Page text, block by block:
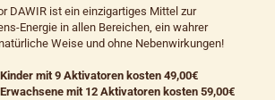
DAWIR ist ein einzigartiges Mittel zur
Energie in allen Bereichen, ein wahrer
Weise und ohne Nebenwirkungen!
mit 9 Aktivatoren kosten 49,00€
mit 12 Aktivatoren kosten 59,00€